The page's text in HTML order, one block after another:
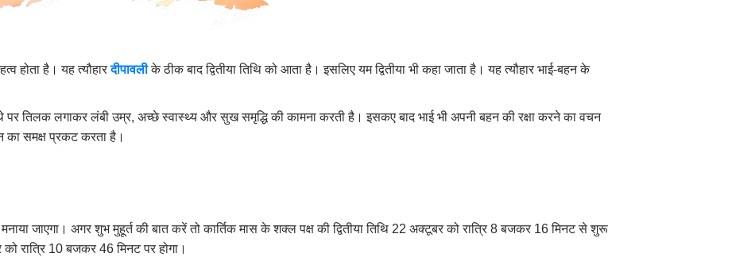
होता है। यह त्यौहारदीपावलीके ठीक बाद द्वितीया तिथि को आता है। इसलिए यम द्वितीया भी कहा जाता है। यह त्यौहार भाई-बहन के
तिलक लगाकर लंबी उम्र, अच्छे स्वास्थ्य और सुख समृद्धि की कामना करती है। इसकए बाद भाई भी अपनी बहन की रक्षा करने का वचन
का समक्ष प्रकट करता है।
जाएगा। अगर शुभ मुहूर्त की बात करें तो कार्तिक मास के शक्ल पक्ष की द्वितीया तिथि 22 अक्टूबर को रात्रि 8 बजकर 16 मिनट से शुरू
रात्रि 10 बजकर 46 मिनट पर होगा।